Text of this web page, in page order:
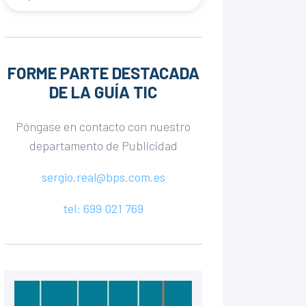
FORME PARTE DESTACADA
DE LA GUÍA TIC
Póngase en contacto con nuestro
departamento de Publicidad
sergio.real@bps.com.es
tel: 699 021 769